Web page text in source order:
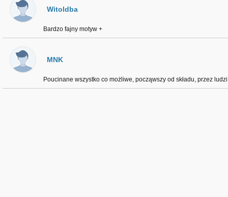
Witoldba
Bardzo fajny motyw +
MNK
Poucinane wszystko co możliwe, począwszy od składu, przez